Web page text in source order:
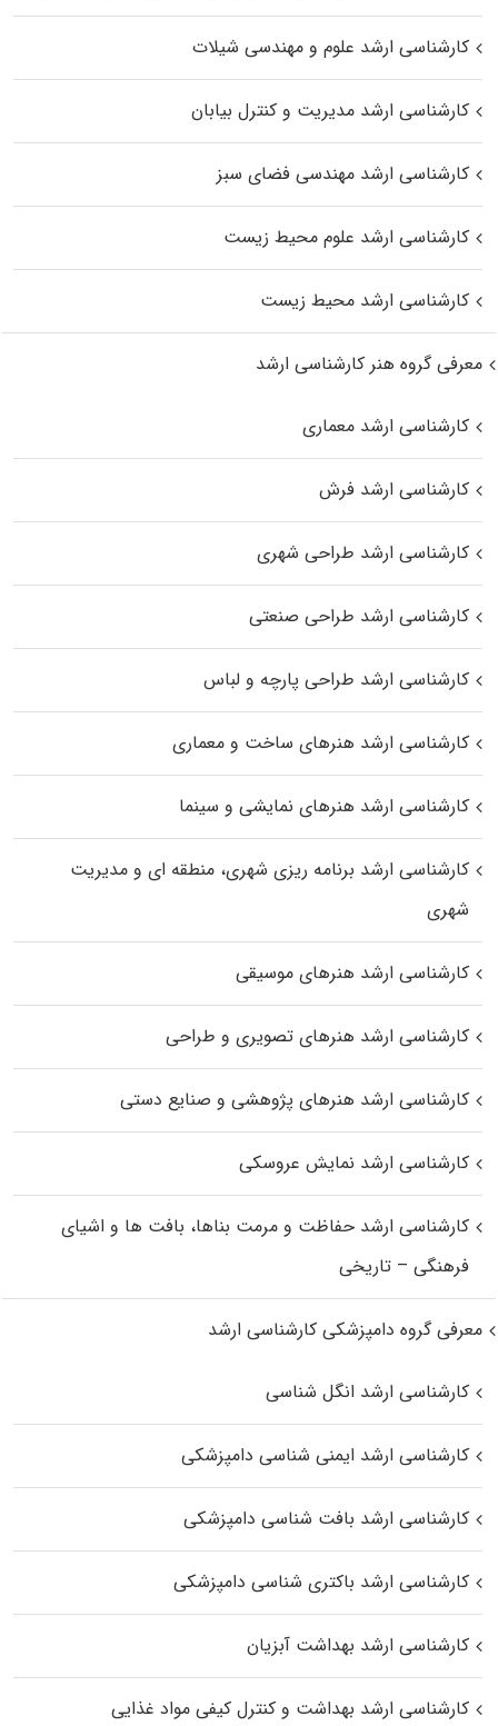
کارشناسی ارشد علوم و مهندسی شیلات
کارشناسی ارشد مدیریت و کنترل بیابان
کارشناسی ارشد مهندسی فضای سبز
کارشناسی ارشد علوم محیط‌ زیست
کارشناسی ارشد محیط زیست
معرفی گروه هنر کارشناسی ارشد
کارشناسی ارشد معماری
کارشناسی ارشد فرش
کارشناسی ارشد طراحی شهری
کارشناسی ارشد طراحی صنعتی
کارشناسی ارشد طراحی پارچه و لباس
کارشناسی ارشد هنرهای ساخت و معماری
کارشناسی ارشد هنرهای نمایشی و سینما
کارشناسی ارشد برنامه ریزی شهری، منطقه‌ ای و مدیریت
شهری
کارشناسی ارشد هنرهای موسیقی
کارشناسی ارشد هنرهای تصویری و طراحی
کارشناسی ارشد هنرهای پژوهشی و صنایع دستی
کارشناسی ارشد نمایش عروسکی
کارشناسی ارشد حفاظت و مرمت بناها، بافت‌ ها و اشیای
فرهنگی – تاریخی
معرفی گروه دامپزشکی کارشناسی ارشد
کارشناسی ارشد انگل شناسی
کارشناسی ارشد ایمنی‌ شناسی دامپزشکی
کارشناسی ارشد بافت‌ شناسی دامپزشکی
کارشناسی ارشد باکتری‌ شناسی دامپزشکی
کارشناسی ارشد بهداشت آبزیان
کارشناسی ارشد بهداشت و کنترل کیفی مواد غذایی